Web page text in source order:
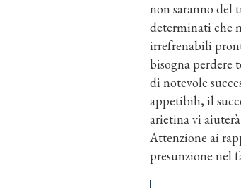
non saranno del
determinati che
irrefrenabili
bisogna perdere
di notevole
appetibili, il
arietina vi
Attenzione ai
presunzione nel